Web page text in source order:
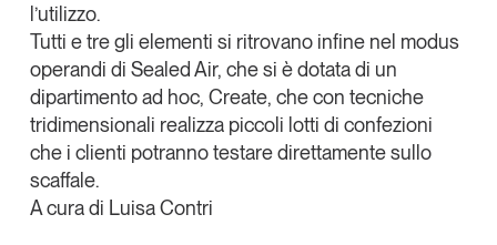
l’utilizzo.
Tutti e tre gli elementi si ritrovano infine nel modus
operandi di Sealed Air, che si è dotata di un
dipartimento ad hoc, Create, che con tecniche
tridimensionali realizza piccoli lotti di confezioni
che i clienti potranno testare direttamente sullo
scaffale.
A cura di Luisa Contri